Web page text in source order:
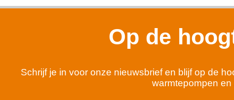
Op de
Schrijf je in voor onze nieuwsbrief en blijf op de
warmtepompen